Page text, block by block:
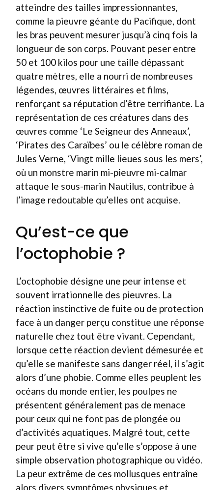
atteindre des tailles impressionnantes,
comme la pieuvre géante du Pacifique, dont
les bras peuvent mesurer jusqu’à cinq fois la
longueur de son corps. Pouvant peser entre
50 et 100 kilos pour une taille dépassant
quatre mètres, elle a nourri de nombreuses
légendes, œuvres littéraires et films,
renforçant sa réputation d’être terrifiante. La
représentation de ces créatures dans des
œuvres comme ‘Le Seigneur des Anneaux’,
‘Pirates des Caraïbes’ ou le célèbre roman de
Jules Verne, ‘Vingt mille lieues sous les mers’,
où un monstre marin mi-pieuvre mi-calmar
attaque le sous-marin Nautilus, contribue à
l’image redoutable qu’elles ont acquise.
Qu’est-ce que
l’octophobie ?
L’octophobie désigne une peur intense et
souvent irrationnelle des pieuvres. La
réaction instinctive de fuite ou de protection
face à un danger perçu constitue une réponse
naturelle chez tout être vivant. Cependant,
lorsque cette réaction devient démesurée et
qu’elle se manifeste sans danger réel, il s’agit
alors d’une phobie. Comme elles peuplent les
océans du monde entier, les poulpes ne
présentent généralement pas de menace
pour ceux qui ne font pas de plongée ou
d’activités aquatiques. Malgré tout, cette
peur peut être si vive qu’elle s’oppose à une
simple observation photographique ou vidéo.
La peur extrême de ces mollusques entraîne
alors divers symptômes physiques et